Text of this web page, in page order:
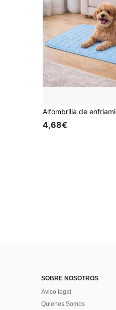
4,68€
SOBRE NOSOTROS
Aviso legal
Quienes Somos